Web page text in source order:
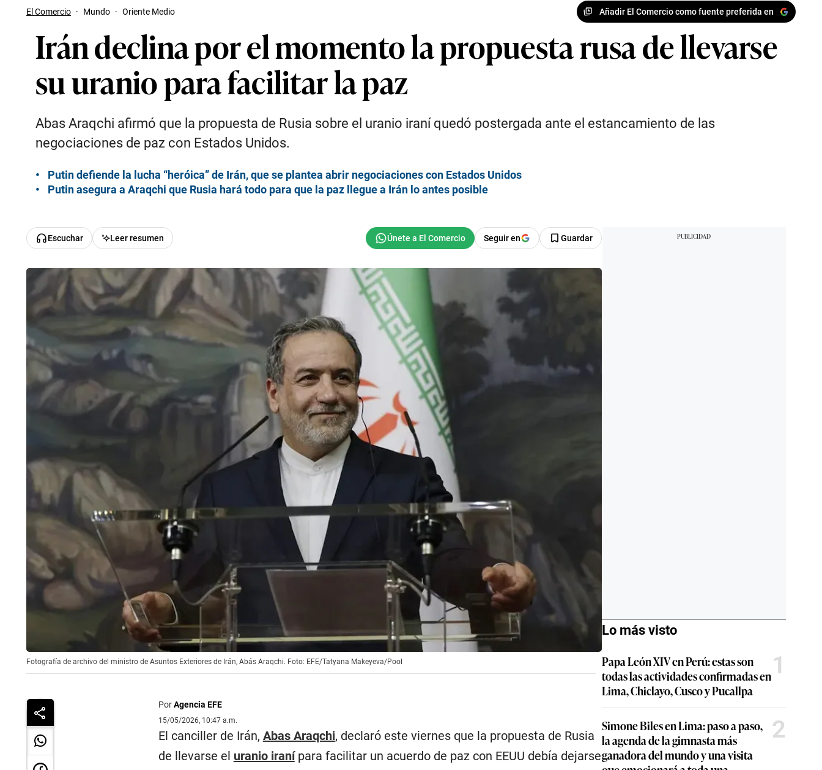
El Comercio · Mundo · Oriente Medio Añadir El Comercio como fuente preferida en
Irán declina por el momento la propuesta rusa de llevarse
su uranio para facilitar la paz
Abas Araqchi afirmó que la propuesta de Rusia sobre el uranio iraní quedó postergada ante el estancamiento de las
negociaciones de paz con Estados Unidos.
Putin defiende la lucha “heróica” de Irán, que se plantea abrir negociaciones con Estados Unidos
Putin asegura a Araqchi que Rusia hará todo para que la paz llegue a Irán lo antes posible
Escuchar Leer resumen Seguir en Guardar
Fotografía de archivo del ministro de Asuntos Exteriores de Irán, Abás Araqchi. Foto: EFE/Tatyana Makeyeva/Pool
PorAgencia EFE
15/05/2026, 10:47 a.m.
El canciller de Irán, Abas Araqchi, declaró este viernes que la propuesta de Rusia
de llevarse el uranio iranípara facilitar un acuerdo de paz con EEUU debía dejarse
Lo más visto
Papa León XIV en Perú: estas son
todas las actividades confirmadas en
Lima, Chiclayo, Cusco y Pucallpa
1
Simone Biles en Lima: paso a paso,
la agenda de la gimnasta más
ganadora del mundo y una visita
2